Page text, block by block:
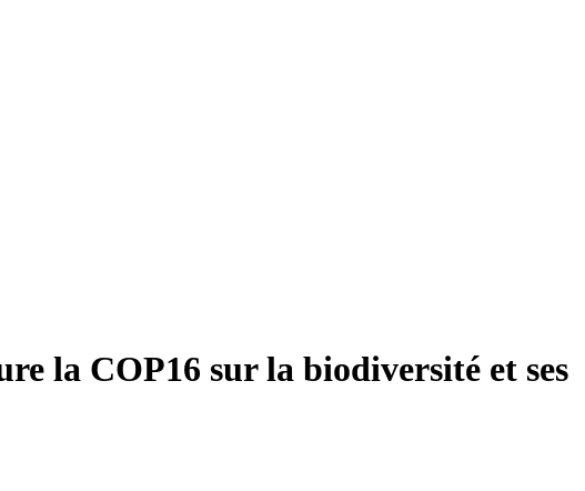
la COP16 sur la biodiversité et ses